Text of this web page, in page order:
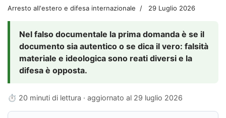
Arresto all'estero e difesa internazionale 29 Luglio 2026
Nel falso documentale la prima domanda è se il
documento sia autentico o se dica il vero: falsità
materiale e ideologica sono reati diversi e la
difesa è opposta.
⏱ 20 minuti di lettura · aggiornato al 29 luglio 2026